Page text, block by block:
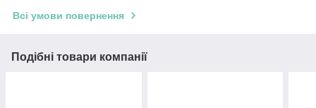
Всі умови повернення
Подібні товари компанії